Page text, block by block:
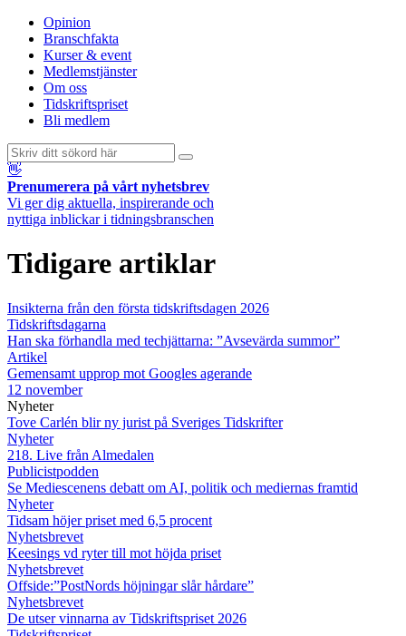
Opinion
Branschfakta
Kurser & event
Medlemstjänster
Om oss
Tidskriftspriset
Bli medlem
👋
Prenumerera på vårt nyhetsbrev
Vi ger dig aktuella, inspirerande och
nyttiga inblickar i tidningsbranschen
Tidigare artiklar
Insikterna från den första tidskriftsdagen 2026
Tidskriftsdagarna
Han ska förhandla med techjättarna: ”Avsevärda summor”
Artikel
Gemensamt upprop mot Googles agerande
12 november
Nyheter
Tove Carlén blir ny jurist på Sveriges Tidskrifter
Nyheter
218. Live från Almedalen
Publicistpodden
Se Mediescenens debatt om AI, politik och mediernas framtid
Nyheter
Tidsam höjer priset med 6,5 procent
Nyhetsbrevet
Keesings vd ryter till mot höjda priset
Nyhetsbrevet
Offside:”PostNords höjningar slår hårdare”
Nyhetsbrevet
De utser vinnarna av Tidskriftspriset 2026